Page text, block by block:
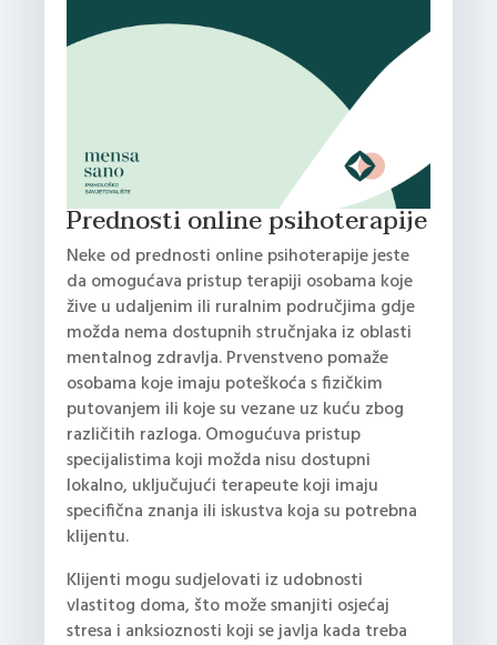
Prednosti online psihoterapije
Neke od prednosti online psihoterapije jeste
da omogućava pristup terapiji osobama koje
žive u udaljenim ili ruralnim područjima gdje
možda nema dostupnih stručnjaka iz oblasti
mentalnog zdravlja. Prvenstveno pomaže
osobama koje imaju poteškoća s fizičkim
putovanjem ili koje su vezane uz kuću zbog
različitih razloga. Omogućuva pristup
specijalistima koji možda nisu dostupni
lokalno, uključujući terapeute koji imaju
specifična znanja ili iskustva koja su potrebna
klijentu.
Klijenti mogu sudjelovati iz udobnosti
vlastitog doma, što može smanjiti osjećaj
stresa i anksioznosti koji se javlja kada treba